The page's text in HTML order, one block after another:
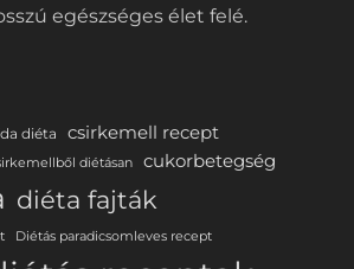
egészséges élet felé.
diéta csirkemell recept
diétásan cukorbetegség
diéta fajták
Diétás paradicsomleves recept